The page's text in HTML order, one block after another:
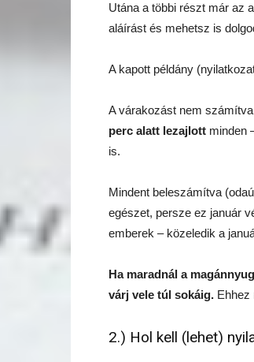
Utána a többi részt már az
aláírást és mehetsz is
A kapott példány
A várakozást nem
perc alatt lezajlott minden
is.
Mindent beleszámítva
egészet, persze ez január
emberek – közeledik a
Ha maradnál a
várj vele túl sokáig.
2.) Hol kell (lehet)